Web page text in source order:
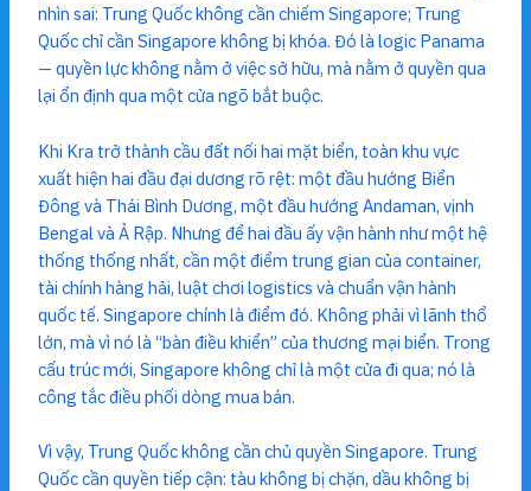
nhìn sai: Trung Quốc không cần chiếm Singapore; Trung
Quốc chỉ cần Singapore không bị khóa. Đó là logic Panama
— quyền lực không nằm ở việc sở hữu, mà nằm ở quyền qua
lại ổn định qua một cửa ngõ bắt buộc.
Khi Kra trở thành cầu đất nối hai mặt biển, toàn khu vực
xuất hiện hai đầu đại dương rõ rệt: một đầu hướng Biển
Đông và Thái Bình Dương, một đầu hướng Andaman, vịnh
Bengal và Ả Rập. Nhưng để hai đầu ấy vận hành như một hệ
thống thống nhất, cần một điểm trung gian của container,
tài chính hàng hải, luật chơi logistics và chuẩn vận hành
quốc tế. Singapore chính là điểm đó. Không phải vì lãnh thổ
lớn, mà vì nó là “bàn điều khiển” của thương mại biển. Trong
cấu trúc mới, Singapore không chỉ là một cửa đi qua; nó là
công tắc điều phối dòng mua bán.
Vì vậy, Trung Quốc không cần chủ quyền Singapore. Trung
Quốc cần quyền tiếp cận: tàu không bị chặn, dầu không bị